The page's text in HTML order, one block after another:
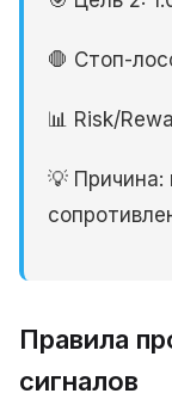
🛑 Стоп-
📊 Risk/
💡 Причина:
Правила
сигналов